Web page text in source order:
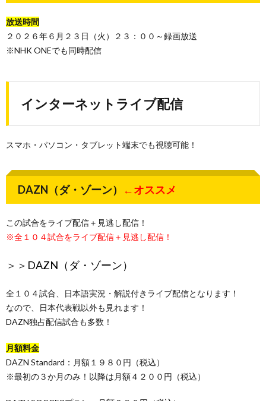
放送時間
２０２６年６月２３日（火）２３：００～録画放送
※NHK ONEでも同時配信
インターネットライブ配信
スマホ・パソコン・タブレット端末でも視聴可能！
DAZN（ダ・ゾーン） ←オススメ
この試合をライブ配信＋見逃し配信！
※全１０４試合をライブ配信＋見逃し配信！
＞＞ DAZN（ダ・ゾーン）
全１０４試合、日本語実況・解説付きライブ配信となります！
なので、日本代表戦以外も見れます！
DAZN独占配信試合も多数！
月額料金
DAZN Standard：月額１９８０円（税込）
※最初の３か月のみ！以降は月額４２００円（税込）